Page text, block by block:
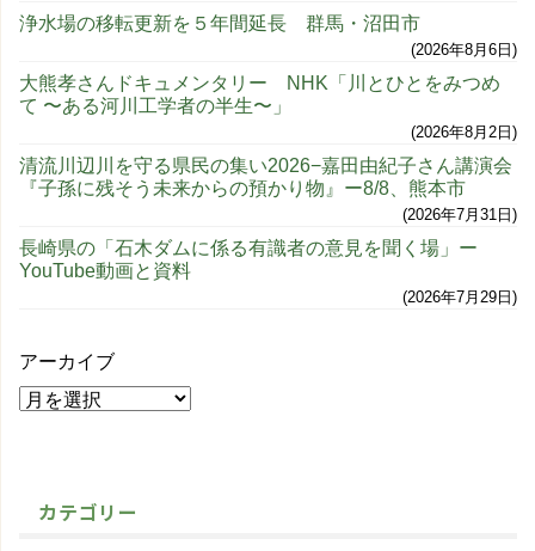
浄水場の移転更新を５年間延長 群馬・沼田市
2026年8月6日
大熊孝さんドキュメンタリー NHK「川とひとをみつめ
て 〜ある河川工学者の半生〜」
2026年8月2日
清流川辺川を守る県民の集い2026−嘉田由紀子さん講演会
『子孫に残そう未来からの預かり物』ー8/8、熊本市
2026年7月31日
長崎県の「石木ダムに係る有識者の意見を聞く場」ー
YouTube動画と資料
2026年7月29日
アーカイブ
カテゴリー